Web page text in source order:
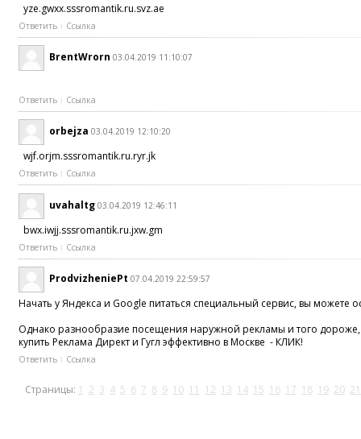
yze.gwxx.sssromantik.ru.svz.ae
Ответить Ссылка
BrentWrorn 03.04.2019 11:10:07
Ответить Ссылка
orbejza 03.04.2019 12:10:20
wjf.orjm.sssromantik.ru.ryr.jk
Ответить Ссылка
uvahaltg 03.04.2019 12:46:11
bwx.iwjj.sssromantik.ru.jxw.gm
Ответить Ссылка
ProdvizheniePt 07.04.2019 22:59:57
Начать у Яндекса и Google питаться специальный сервис, вы можете
Однако разнообразие посещения наружной рекламы и того дороже,
купить Реклама Директ и Гугл эффективно в Москве - КЛИК!
Ответить Ссылка
Страницы: 1 2 3 4 5 6 7 8 9 10 11 12 13 14 15 16 17 18 19 20 21